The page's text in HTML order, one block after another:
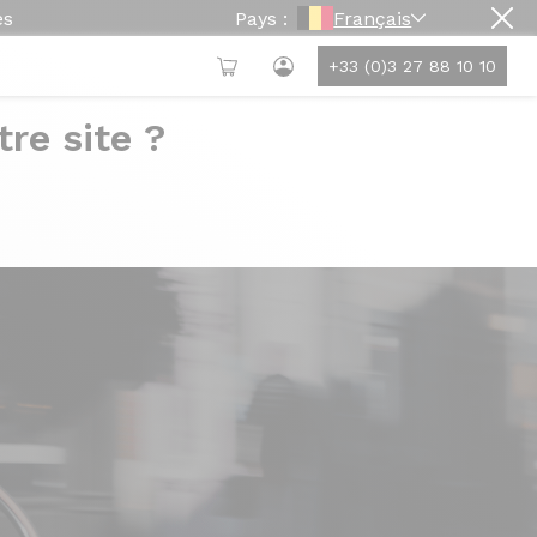
Pays : Français
+33 (0)3 27 88 10 10
site ?